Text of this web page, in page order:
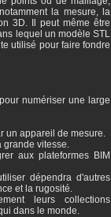
la mesure, la
3D. Il peut même être
lequel un modèle STL
utilisé pour faire fondre
numériser une large
un appareil de mesure.
grande vitesse.
aux plateformes BIM
dépendra d'autres
et la rugosité.
leurs collections
dans le monde.